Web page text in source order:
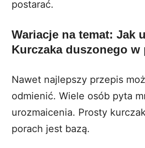
postarać.
Wariacje na temat: Jak
Kurczaka duszonego w
Nawet najlepszy przepis
odmienić. Wiele osób pyta
urozmaicenia. Prosty
porach jest bazą.